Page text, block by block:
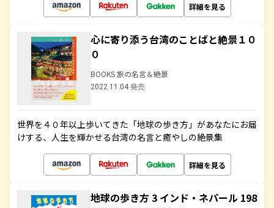
詳細を見る
心に寄り添う台湾のことばと絶景１０
０
BOOKS 旅の名言＆絶景
2022.11.04 発売
世界を４０年以上歩いてきた「地球の歩き方」があなたにお届
けする、人生を輝かせる台湾の名言と癒やしの絶景集
詳細を見る
地球の歩き方 3 インド・ネパール 198